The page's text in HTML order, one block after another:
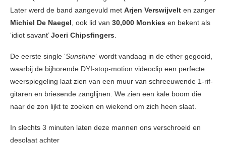
Later werd de band aangevuld met Arjen Verswijvelt en zanger
Michiel De Naegel , ook lid van 30,000 Monkies en bekent als
‘idiot savant’Joeri Chipsfingers
De eerste single ‘Sunshine‘ wordt vandaag in de ether gegooid,
waarbij de bijhorende DYI-stop-motion videoclip een perfecte
weerspiegeling laat zien van een muur van schreeuwende 1-rif-
gitaren en briesende zanglijnen. We zien een kale boom die
naar de zon lijkt te zoeken en wiekend om zich heen slaat.
In slechts 3 minuten laten deze mannen ons verschroeid en
desolaat achter